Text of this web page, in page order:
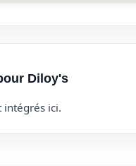
Diloy's
intégrés ici.